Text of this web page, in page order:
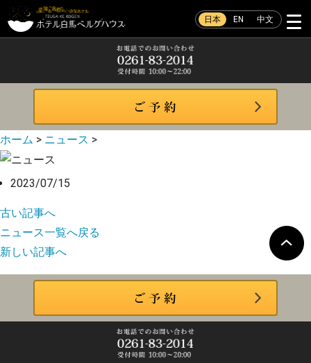
日本 EN 中文
ホーム > ニュース >
2023/07/15
古い記事へ
ニュース一覧へ戻る
新しい記事へ